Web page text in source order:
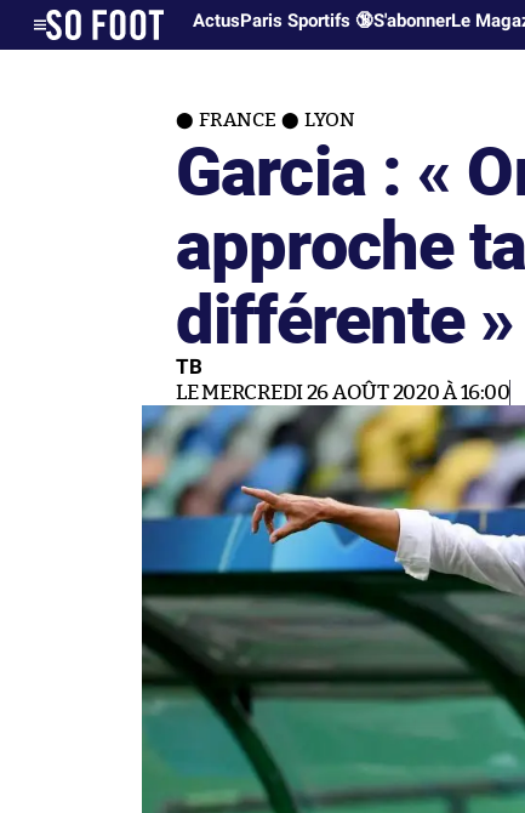
ActusParis Sportifs 🔞S'abonnerLe
FRANCE LYON
Garcia : «
approche
différente »
TB
LE MERCREDI 26 AOÛT 2020 À 16:00